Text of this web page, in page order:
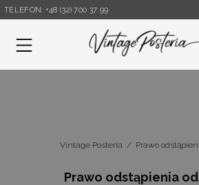
TELEFON: +48 (32) 700 37 99
Menu
Vintage Posteria / Prawo
Prawo odstąpienia